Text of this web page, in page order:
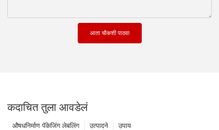
आता चौकशी पाठवा
कदाचित तुला आवडेलं
उपाय
उत्पादने
औषधनिर्माण पॅकेजिंग लेबलिंग